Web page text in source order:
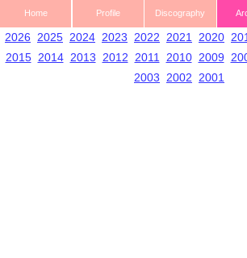
2026 2025 2024 2023 2022 2021 2020
2015 2014 2013 2012 2011 2010 2009
2003
2002 2001
Home Profile Discography